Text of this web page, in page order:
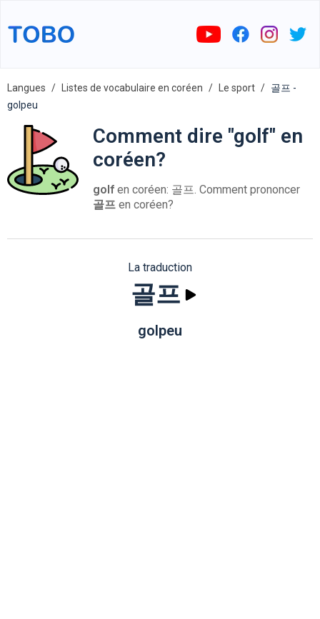
Langues Listes de vocabulaire en coréen Le sport
골프 -
golpeu
Comment dire "golf" en
coréen?
golf en coréen: 골프. Comment prononcer
골프 en coréen?
La traduction
골프
golpeu